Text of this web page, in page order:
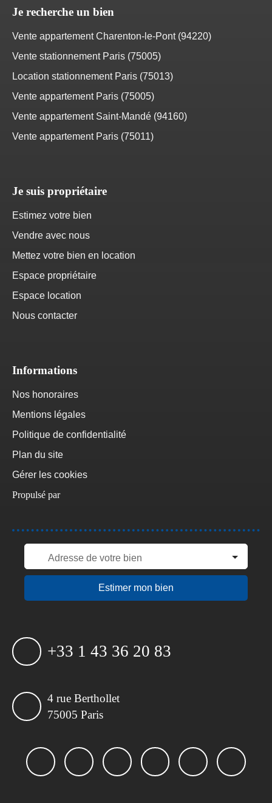
Je recherche un bien
Vente appartement Charenton-le-Pont (94220)
Vente stationnement Paris (75005)
Location stationnement Paris (75013)
Vente appartement Paris (75005)
Vente appartement Saint-Mandé (94160)
Vente appartement Paris (75011)
Je suis propriétaire
Estimez votre bien
Vendre avec nous
Mettez votre bien en location
Espace propriétaire
Espace location
Nous contacter
Informations
Nos honoraires
Mentions légales
Politique de confidentialité
Plan du site
Gérer les cookies
Propulsé par
Adresse de votre bien
Estimer mon bien
+33 1 43 36 20 83
4 rue Berthollet
75005 Paris